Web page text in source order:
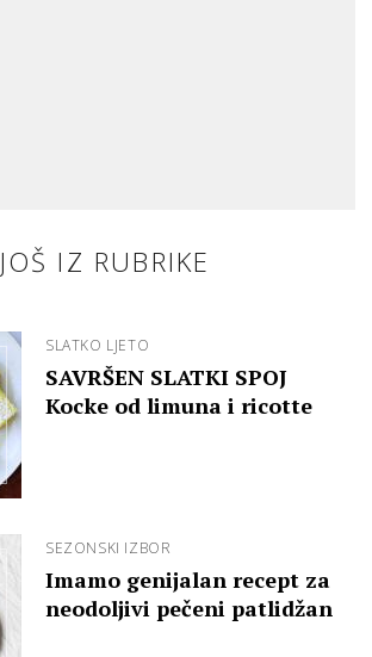
JOŠ IZ RUBRIKE
SLATKO LJETO
SAVRŠEN SLATKI SPOJ
Kocke od limuna i ricotte
SEZONSKI IZBOR
Imamo genijalan recept za
neodoljivi pečeni patlidžan